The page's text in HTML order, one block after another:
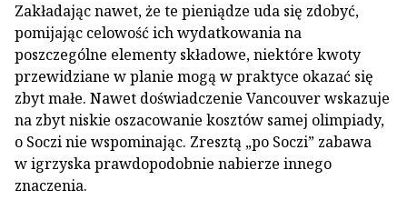
Zakładając nawet, że te pieniądze uda się zdobyć,
pomijając celowość ich wydatkowania na
poszczególne elementy składowe, niektóre kwoty
przewidziane w planie mogą w praktyce okazać się
zbyt małe. Nawet doświadczenie Vancouver wskazuje
na zbyt niskie oszacowanie kosztów samej olimpiady,
o Soczi nie wspominając. Zresztą „po Soczi” zabawa
w igrzyska prawdopodobnie nabierze innego
znaczenia.